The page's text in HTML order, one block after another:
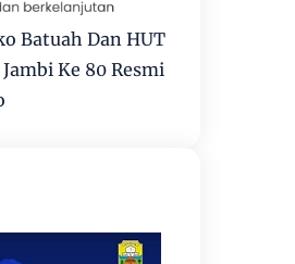
Batuah Dan HUT
Ke 80 Resmi